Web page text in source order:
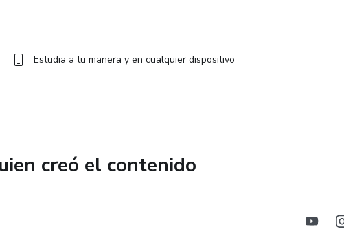
y naturalmente efectivas para el cuidado de tu salud hormonal.
hasta consejos prácticos sobre alimentación y hábitos de vida que
hormonal.
Estudia a tu manera y en cualquier dispositivo
creó el contenido